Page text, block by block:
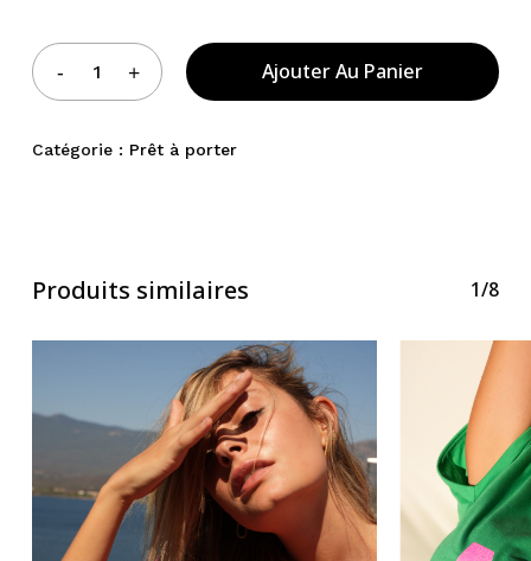
Ajouter Au Panier
Catégorie : Prêt à porter
Produits similaires 1/8